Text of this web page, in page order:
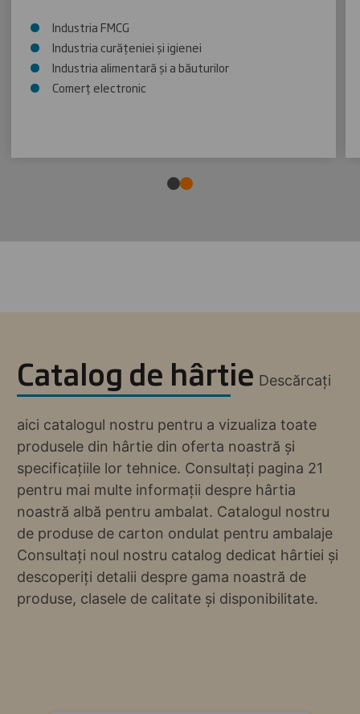
Industria FMCG
Industria curățeniei și igienei
Industria alimentară și a băuturilor
Comerț electronic
Catalog de hârtie Descărcați
aici catalogul nostru pentru a vizualiza toate
produsele din hârtie din oferta noastră și
specificațiile lor tehnice. Consultați pagina 21
pentru mai multe informații despre hârtia
noastră albă pentru ambalat. Catalogul nostru
de produse de carton ondulat pentru ambalaje
Consultați noul nostru catalog dedicat hârtiei și
descoperiți detalii despre gama noastră de
produse, clasele de calitate și disponibilitate.